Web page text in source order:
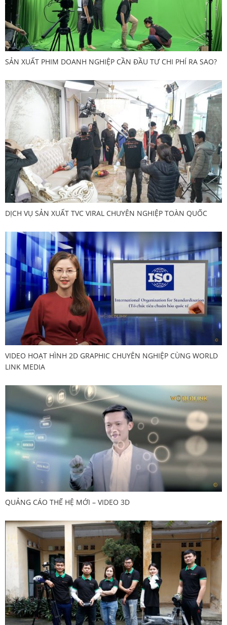
SẢN XUẤT PHIM DOANH NGHIỆP CẦN ĐẦU TƯ CHI PHÍ RA SAO?
DỊCH VỤ SẢN XUẤT TVC VIRAL CHUYÊN NGHIỆP TOÀN QUỐC
VIDEO HOẠT HÌNH 2D GRAPHIC CHUYÊN NGHIỆP CÙNG WORLD
LINK MEDIA
QUẢNG CÁO THẾ HỆ MỚI – VIDEO 3D